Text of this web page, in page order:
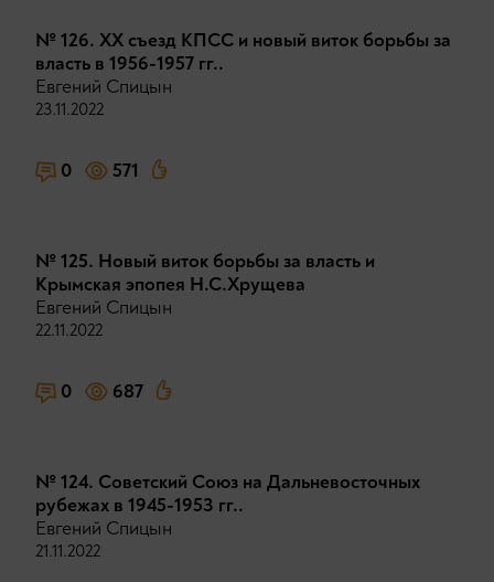
№ 126. ХХ съезд КПСС и новый виток борьбы за
власть в 1956-1957 гг..
Евгений Спицын
23.11.2022
0 571
№ 125. Новый виток борьбы за власть и
Крымская эпопея Н.С.Хрущева
Евгений Спицын
22.11.2022
0 687
№ 124. Советский Союз на Дальневосточных
рубежах в 1945-1953 гг..
Евгений Спицын
21.11.2022